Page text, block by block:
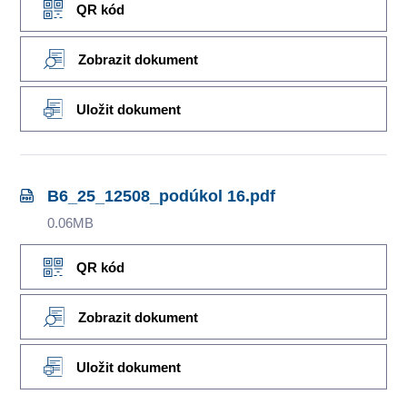
QR kód
Zobrazit dokument
Uložit dokument
B6_25_12508_podúkol 16.pdf
0.06MB
QR kód
Zobrazit dokument
Uložit dokument